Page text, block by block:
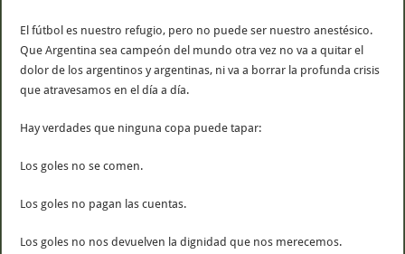
El fútbol es nuestro refugio, pero no puede ser nuestro anestésico.
Que Argentina sea campeón del mundo otra vez no va a quitar el
dolor de los argentinos y argentinas, ni va a borrar la profunda crisis
que atravesamos en el día a día.
Hay verdades que ninguna copa puede tapar:
Los goles no se comen.
Los goles no pagan las cuentas.
Los goles no nos devuelven la dignidad que nos merecemos.